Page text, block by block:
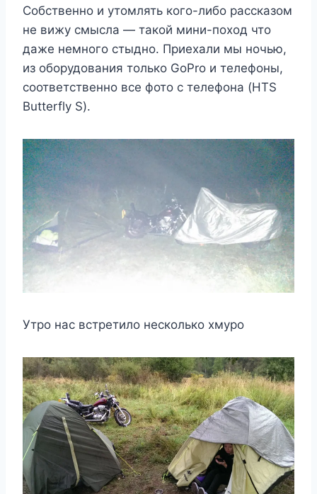
Собственно и утомлять кого-либо рассказом
не вижу смысла — такой мини-поход что
даже немного стыдно. Приехали мы ночью,
из оборудования только GoPro и телефоны,
соответственно все фото с телефона (HTS
Butterfly S).
Утро нас встретило несколько хмуро